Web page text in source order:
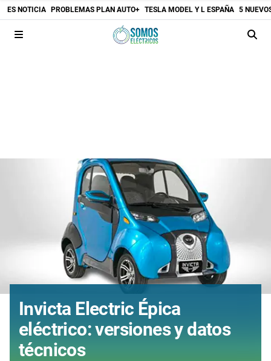
ES NOTICIA PROBLEMAS PLAN AUTO+ TESLA MODEL Y L ESPAÑA 5
Invicta Electric Épica
eléctrico: versiones y datos
técnicos